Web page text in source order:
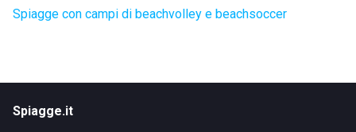
Spiagge con campi di beachvolley e beachsoccer
Spiagge.it